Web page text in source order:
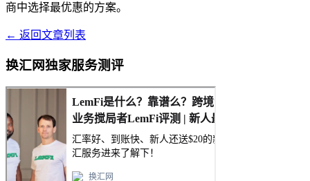
商中选择最优惠的方案。
← 返回文章列表
换汇网独家服务测评